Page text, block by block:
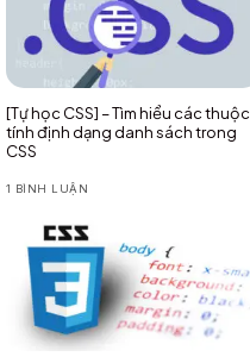
[Tự học CSS] – Tìm hiểu các thuộc
tính định dạng danh sách trong
CSS
1 BÌNH LUẬN